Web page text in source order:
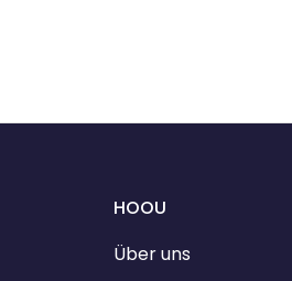
HOOU
Über uns